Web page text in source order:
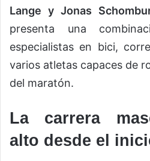
Lange y Jonas
presenta una
especialistas en bici,
varios atletas capaces de
del maratón.
La carrera
alto desde el